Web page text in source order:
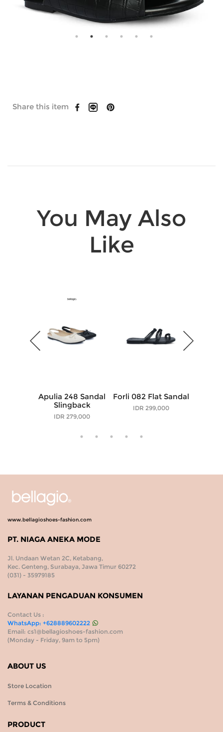
Share this item
You May Also
Like
Apulia 248 Sandal
Slingback
IDR 279,000
Forli 082 Flat Sandal
IDR 299,000
www.bellagioshoes-fashion.com
PT. NIAGA ANEKA MODE
Jl. Undaan Wetan 2C, Ketabang,
Kec. Genteng, Surabaya, Jawa Timur 60272
(031) - 35979185
LAYANAN PENGADUAN KONSUMEN
Contact Us :
WhatsApp: +628889602222
Email: cs1@bellagioshoes-fashion.com
(Monday - Friday, 9am to 5pm)
ABOUT US
Store Location
Terms & Conditions
PRODUCT